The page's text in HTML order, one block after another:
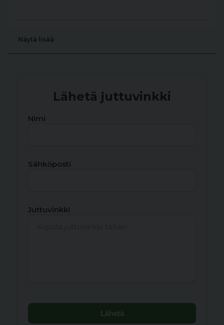
Näytä lisää
Lähetä juttuvinkki
Nimi
Sähköposti
Juttuvinkki
Lähetä